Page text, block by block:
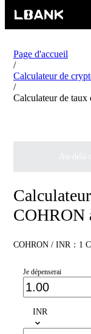
Page d'accueil
/
Calculateur de
/
Calculateur de
COHRON
COHRON / INR：1
Je dépenserai
INR